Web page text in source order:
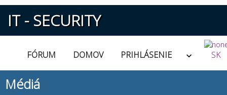
IT - SECURITY
FÓRUM DOMOV PRIHLÁSENIE SK
Médiá